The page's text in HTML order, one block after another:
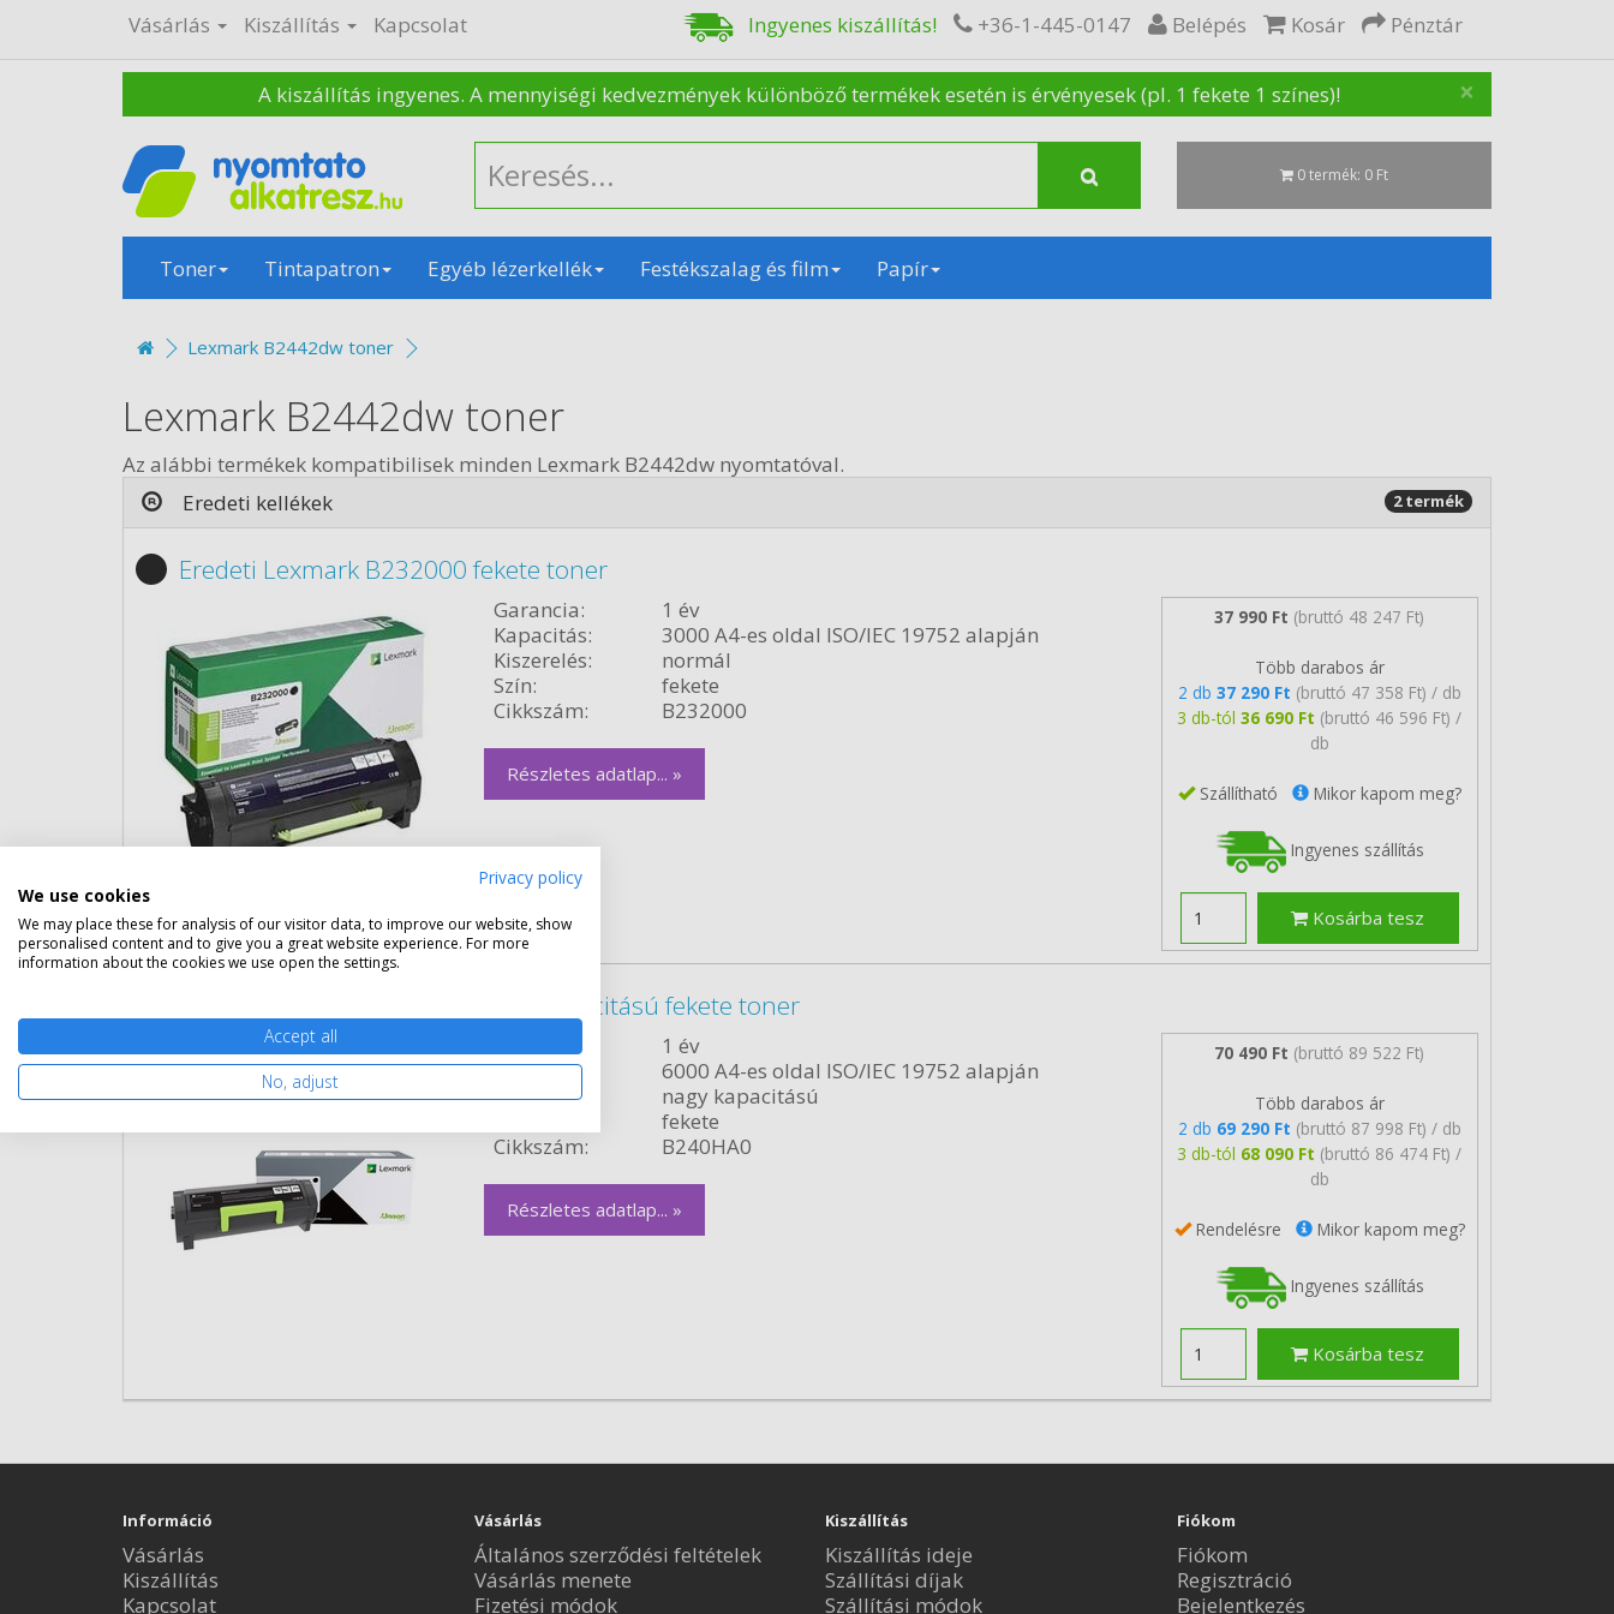
Vásárlás Kiszállítás Kapcsolat Ingyenes kiszállítás! +36-1-445-0147 Belépés Kosár Pénztár
×
A kiszállítás ingyenes. A mennyiségi kedvezmények különböző termékek esetén is érvényesek (pl. 1 fekete 1 színes)!
0 termék: 0 Ft
Toner Tintapatron Egyéb lézerkellék Festékszalag és film Papír
Lexmark B2442dw toner
Lexmark B2442dw toner
Az alábbi termékek kompatibilisek minden Lexmark B2442dw nyomtatóval.
Eredeti kellékek
2 termék
Eredeti Lexmark B232000 fekete toner
Garancia:
1 év
Kapacitás:
3000 A4-es oldal ISO/IEC 19752 alapján
Kiszerelés:
normál
Szín:
fekete
Cikkszám:
B232000
Részletes adatlap... »
37 990 Ft (bruttó 48 247 Ft)
Több darabos ár
2 db 37 290 Ft (bruttó 47 358 Ft) / db
3 db-tól36 690 Ft (bruttó 46 596 Ft) /
db
Szállítható Mikor kapom meg?
Ingyenes szállítás
Kosárba tesz
Eredeti Lexmark B240HA0 nagy kapacitású fekete toner
Garancia:
1 év
Kapacitás:
6000 A4-es oldal ISO/IEC 19752 alapján
Kiszerelés:
nagy kapacitású
fekete
Cikkszám:
B240HA0
Részletes adatlap... »
70 490 Ft (bruttó 89 522 Ft)
Több darabos ár
2 db 69 290 Ft (bruttó 87 998 Ft) / db
3 db-tól 68 090 Ft (bruttó 86 474 Ft) /
db
Rendelésre Mikor kapom meg?
Ingyenes szállítás
Kosárba tesz
Információ
Vásárlás
Kiszállítás
Kapcsolat
Vásárlás
Általános szerződési feltételek
Vásárlás menete
Fizetési módok
Kiszállítás
Kiszállítás ideje
Szállítási díjak
Szállítási módok
Fiókom
Fiókom
Regisztráció
Bejelentkezés
Privacy policy
We use cookies
We may place these for analysis of our visitor data, to improve our website, show
personalised content and to give you a great website experience. For more
information about the cookies we use open the settings.
Accept all
No, adjust